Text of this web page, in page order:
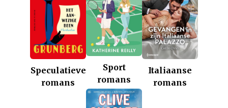
Speculatieve
romans
Sport
romans
Italiaanse
romans